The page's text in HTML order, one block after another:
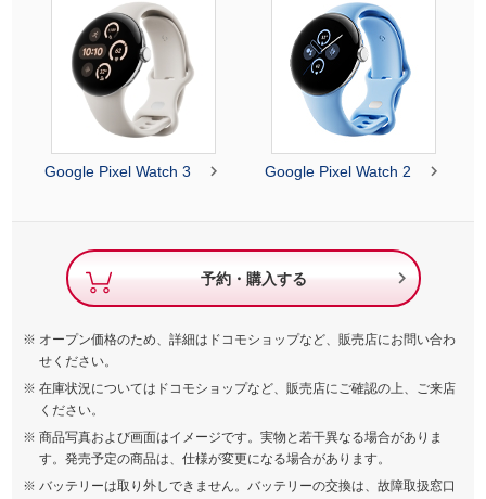
Google Pixel Watch 3  Google Pixel Watch 2 
予約・購入する 
オープン価格のため、詳細はドコモショップなど、販売店にお問い合わ
せください。
在庫状況についてはドコモショップなど、販売店にご確認の上、ご来店
ください。
商品写真および画面はイメージです。実物と若干異なる場合がありま
す。発売予定の商品は、仕様が変更になる場合があります。
バッテリーは取り外しできません。バッテリーの交換は、故障取扱窓口